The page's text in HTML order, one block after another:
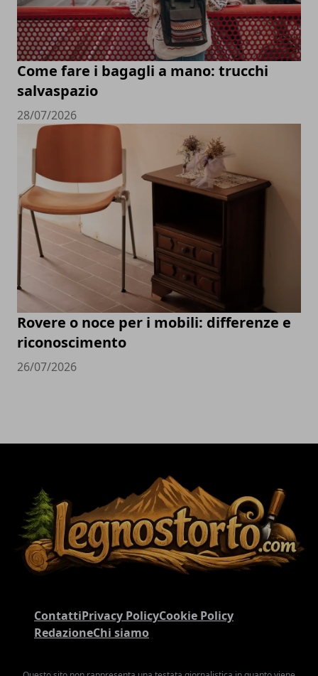
Come fare i bagagli a mano: trucchi
salvaspazio
28/07/2026
Rovere o noce per i mobili: differenze e
riconoscimento
26/07/2026
ContattiPrivacy PolicyCookie Policy
RedazioneChi siamo